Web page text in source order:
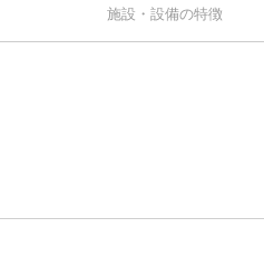
施設・設備の特徴